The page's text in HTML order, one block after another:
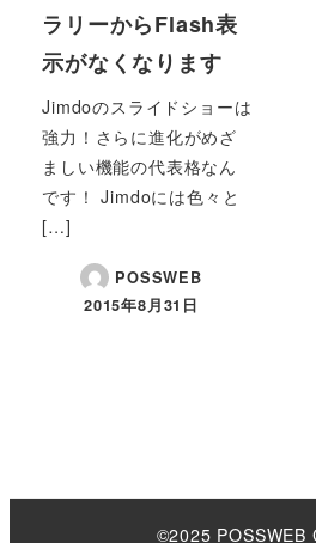
ラリーからFlash表
示がなくなります
Jimdoのスライドショーは
強力！さらに進化がめざ
ましい機能の代表格なん
です！ Jimdoには色々と
[…]
POSSWEB
2015年8月31日
©2025 POSSWEB